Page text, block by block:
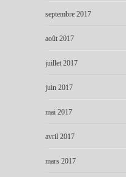
septembre 2017
août 2017
juillet 2017
juin 2017
mai 2017
avril 2017
mars 2017